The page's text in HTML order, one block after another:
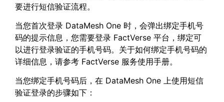
要进行短信验证流程。
当您首次登录 DataMesh One 时，会弹出绑定手机号
码的提示信息，您需要登录 FactVerse 平台，绑定可
以进行登录验证的手机号码。关于如何绑定手机号码的
详细信息，请参考 FactVerse 服务使用手册。
当您绑定手机号码后，在 DataMesh One 上使用短信
验证登录的步骤如下：